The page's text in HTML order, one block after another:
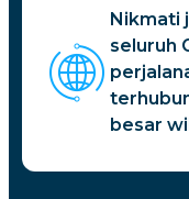
Nikmati
seluruh
besar